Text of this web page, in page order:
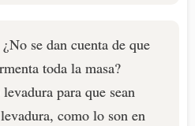
se dan cuenta de que
toda la masa?
para que sean
como lo son en